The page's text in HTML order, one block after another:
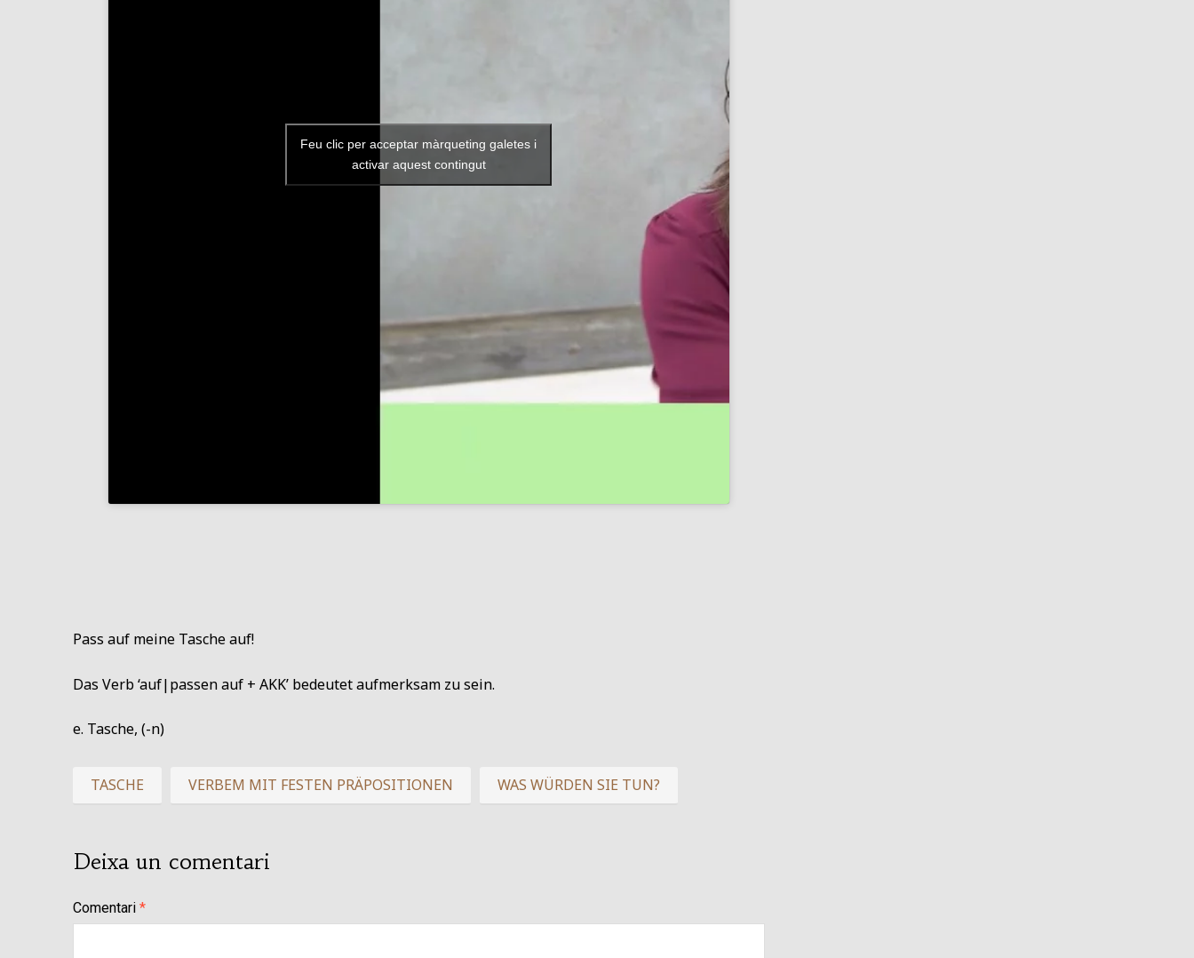
Feu clic per acceptar màrqueting galetes i
activar aquest contingut
Pass auf meine Tasche auf!
Das Verb ‘auf|passen auf + AKK’ bedeutet aufmerksam zu sein.
e. Tasche, (-n)
TASCHE VERBEM MIT FESTEN PRÄPOSITIONEN WAS WÜRDEN SIE TUN?
Deixa un comentari
Comentari *